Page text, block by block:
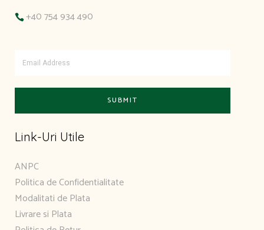
+40 754 934 490
Link-Uri Utile
ANPC
Politica de Confidentialitate
Modalitati de Plata
Livrare si Plata